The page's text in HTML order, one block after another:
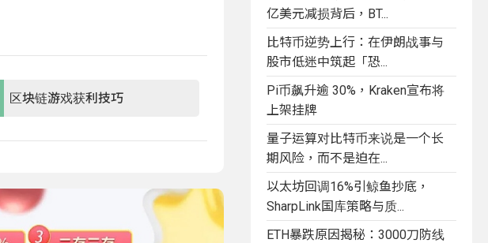
区块链游戏获利技巧
亿美元减损背后，BT...
比特币逆势上行：在伊朗战事与
股市低迷中筑起「恐...
Pi币飙升逾 30%，Kraken宣布将
上架挂牌
量子运算对比特币来说是一个长
期风险，而不是迫在...
以太坊回调16%引鲸鱼抄底，
SharpLink国库策略与质...
ETH暴跌原因揭秘：3000刀防线